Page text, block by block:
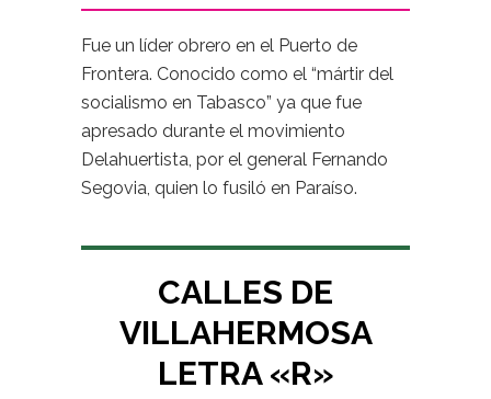
Fue un líder obrero en el Puerto de
Frontera. Conocido como el “mártir del
socialismo en Tabasco” ya que fue
apresado durante el movimiento
Delahuertista, por el general Fernando
Segovia, quien lo fusiló en Paraíso.
CALLES DE
VILLAHERMOSA
LETRA «R»